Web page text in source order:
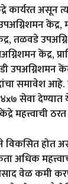
असून
केंद्र,
,तळवडे
केंद्र,
उपअग्निशमन
समावेश
x७ सेवा देण्यात
महत्त्वाची
विकसित होत
अधिक
वेळ कमी